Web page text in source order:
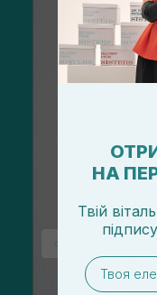
НА
Твій
email